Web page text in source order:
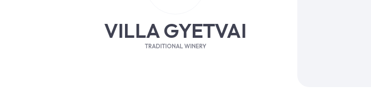
VILLA GYETVAI
TRADITIONAL WINERY